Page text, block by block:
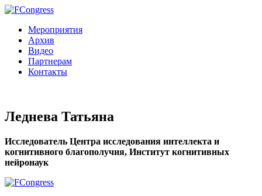
Мероприятия
Архив
Видео
Партнерам
Контакты
Леднева Татьяна
Исследователь Центра исследования интеллекта и
когнитивного благополучия, Институт когнитивных
нейронаук